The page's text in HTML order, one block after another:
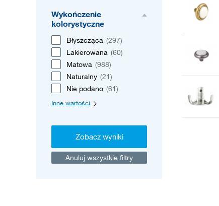
Wykończenie
kolorystyczne
Błyszcząca (297)
Lakierowana (60)
Matowa (988)
Naturalny (21)
Nie podano (61)
Inne wartości
Zobacz wyniki
Anuluj wszystkie filtry